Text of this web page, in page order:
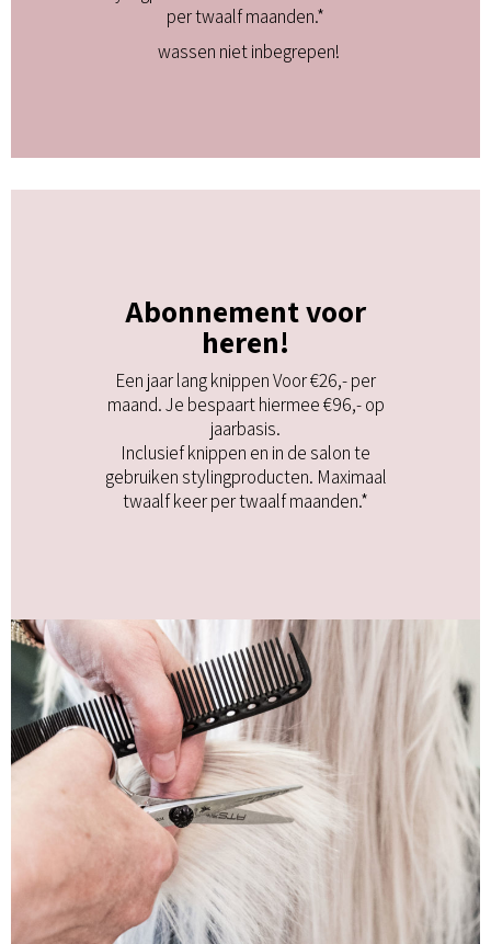
per twaalf maanden.*
wassen niet inbegrepen!
Abonnement voor
heren!
Een jaar lang knippen Voor €26,- per
maand. Je bespaart hiermee €96,- op
jaarbasis.
Inclusief knippen en in de salon te
gebruiken stylingproducten. Maximaal
twaalf keer per twaalf maanden.*